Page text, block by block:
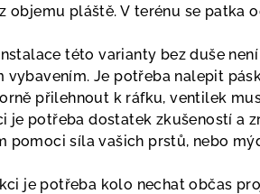
objemu pláště. V terénu se patka
této varianty bez duše
vybavením. Je potřeba nalepit
přilehnout k ráfku, ventilek
je potřeba dostatek zkušeností a
pomoci síla vašich prstů, nebo
je potřeba kolo nechat občas